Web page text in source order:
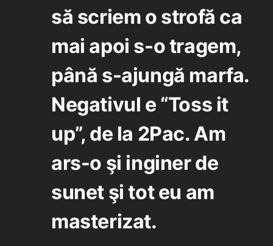
să scriem o strofă ca
mai apoi s-o tragem,
până s-ajungă marfa.
Negativul e “Toss it
up”, de la 2Pac. Am
ars-o şi inginer de
sunet şi tot eu am
masterizat.